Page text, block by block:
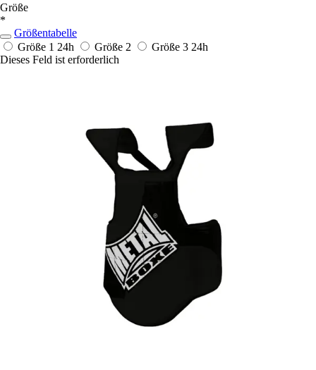
Größe
*
Größentabelle
Größe 1 24h Größe 2 Größe 3 24h
Dieses Feld ist erforderlich